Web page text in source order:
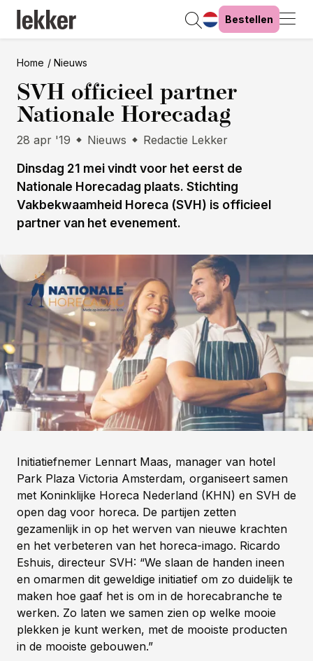
Bestellen
Home Nieuws
SVH officieel partner
Nationale Horecadag
28 apr '19 Nieuws Redactie Lekker
Dinsdag 21 mei vindt voor het eerst de
Nationale Horecadag plaats. Stichting
Vakbekwaamheid Horeca (SVH) is officieel
partner van het evenement.
Initiatiefnemer Lennart Maas, manager van hotel
Park Plaza Victoria Amsterdam, organiseert samen
met Koninklijke Horeca Nederland (KHN) en SVH de
open dag voor horeca. De partijen zetten
gezamenlijk in op het werven van nieuwe krachten
en het verbeteren van het horeca-imago. Ricardo
Eshuis, directeur SVH: “We slaan de handen ineen
en omarmen dit geweldige initiatief om zo duidelijk te
maken hoe gaaf het is om in de horecabranche te
werken. Zo laten we samen zien op welke mooie
plekken je kunt werken, met de mooiste producten
in de mooiste gebouwen.”